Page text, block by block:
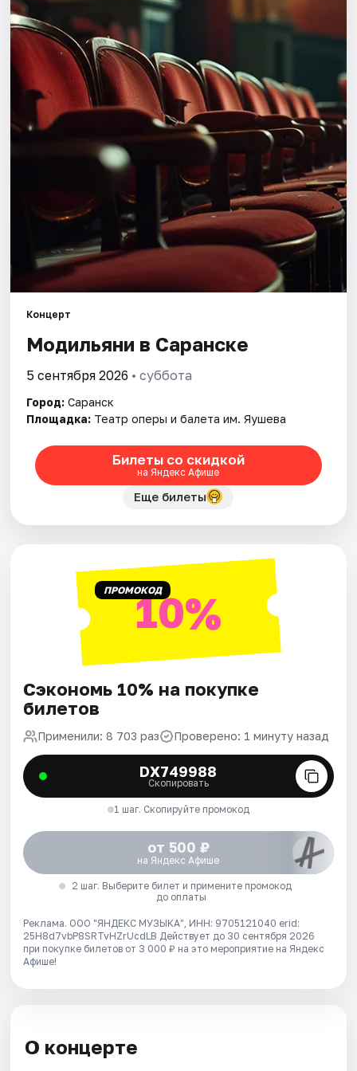
Площадки
Артисты
Рейтинги
Концерт
Модильяни в Саранске
5 сентября 2026 • суббота
Город: Саранск
Площадка: Театр оперы и балета им. Яушева
Билеты со скидкой
на Яндекс Афише
Еще билеты
ПРОМОКОД10%
Сэкономь 10% на покупке
билетов
Применили: 8 703 раз Проверено: 1 минуту назад
DX749988
Скопировать
1 шаг. Скопируйте промокод
от 500 ₽
на Яндекс Афише
2 шаг. Выберите билет и примените промокод
до оплаты
Реклама. ООО "ЯНДЕКС МУЗЫКА", ИНН: 9705121040 erid:
25H8d7vbP8SRTvHZrUcdLB Действует до 30 сентября 2026
при покупке билетов от 3 000 ₽ на это мероприятие на Яндекс
Афише!
О концерте